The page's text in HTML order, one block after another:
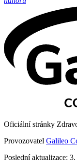
Oficiální stránky
Provozovatel Galileo
Poslední aktualizace: